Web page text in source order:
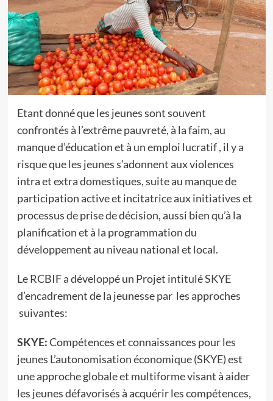
Etant donné que les jeunes sont souvent
confrontés à l’extrême pauvreté, à la faim, au
manque d’éducation et à un emploi lucratif , il y a
risque que les jeunes s’adonnent aux violences
intra et extra domestiques, suite au manque de
participation active et incitatrice aux initiatives et
processus de prise de décision, aussi bien qu’à la
planification et à la programmation du
développement au niveau national et local.
Le RCBIF a développé un Projet intitulé SKYE
d’encadrement de la jeunesse par les approches
suivantes:
SKYE:Compétences et connaissances pour les
jeunes L’autonomisation économique (SKYE) est
une approche globale et multiforme visant à aider
les jeunes défavorisés à acquérir les compétences,